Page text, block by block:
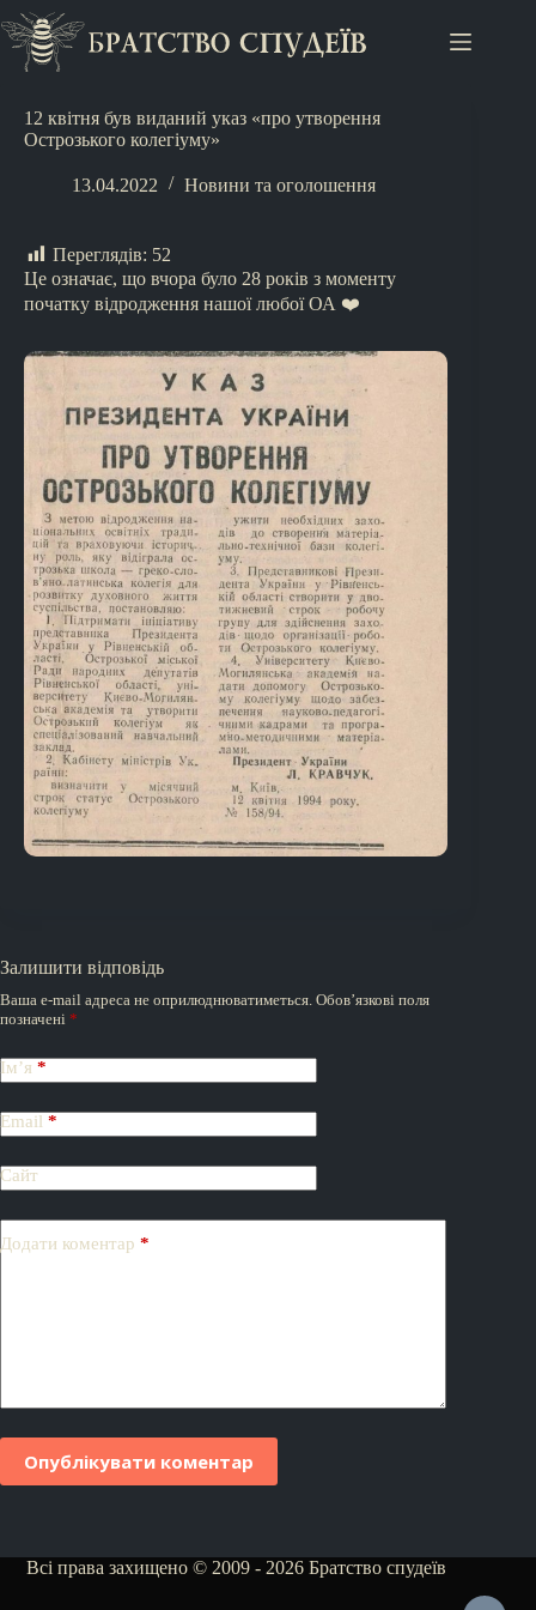
12 квітня був виданий указ «про утворення
Острозького колегіуму»
13.04.2022 Новини та оголошення
Переглядів: 52
Це означає, що вчора було 28 років з моменту
початку відродження нашої любої ОА ❤️
Залишити відповідь
Ваша e-mail адреса не оприлюднюватиметься. Обов’язкові поля
позначені *
Ім’я *
Email *
Сайт
Додати коментар *
Опублікувати коментар
Всі права захищено © 2009 - 2026 Братство спудеїв